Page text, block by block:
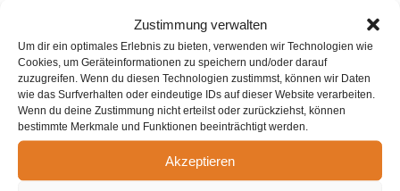
Zustimmung verwalten
Um dir ein optimales Erlebnis zu bieten, verwenden wir Technologien wie
Cookies, um Geräteinformationen zu speichern und/oder darauf
zuzugreifen. Wenn du diesen Technologien zustimmst, können wir Daten
wie das Surfverhalten oder eindeutige IDs auf dieser Website verarbeiten.
Wenn du deine Zustimmung nicht erteilst oder zurückziehst, können
bestimmte Merkmale und Funktionen beeinträchtigt werden.
Akzeptieren
Fasching-„GemeinschaftsEI
Luisenhof“
vonadmin|Feb. 21, 2026|Landwirtschaft